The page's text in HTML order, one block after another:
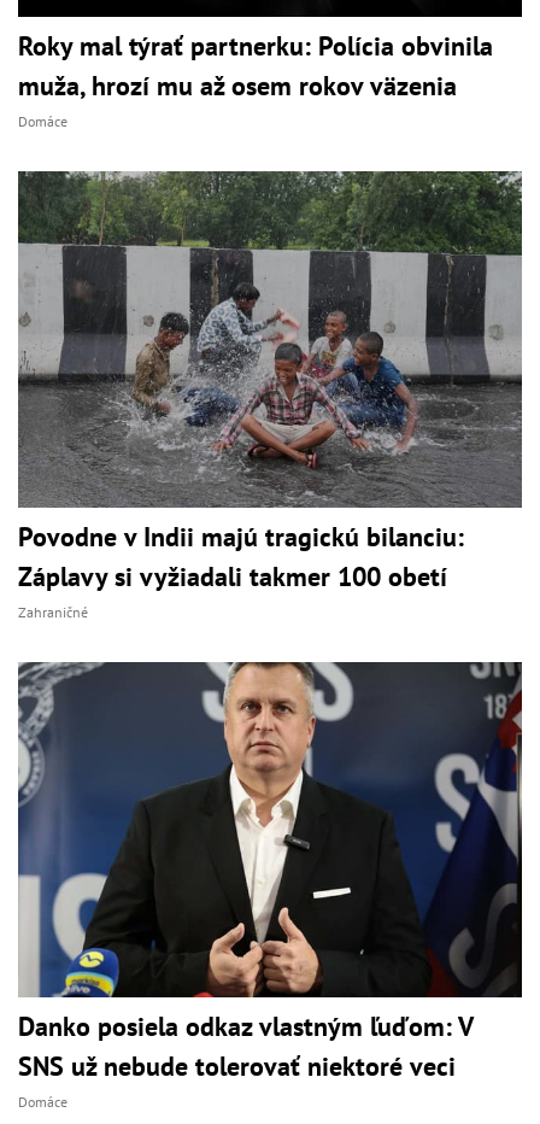
Roky mal týrať partnerku: Polícia obvinila
muža, hrozí mu až osem rokov väzenia
Domáce
Povodne v Indii majú tragickú bilanciu:
Záplavy si vyžiadali takmer 100 obetí
Zahraničné
Danko posiela odkaz vlastným ľuďom: V
SNS už nebude tolerovať niektoré veci
Domáce